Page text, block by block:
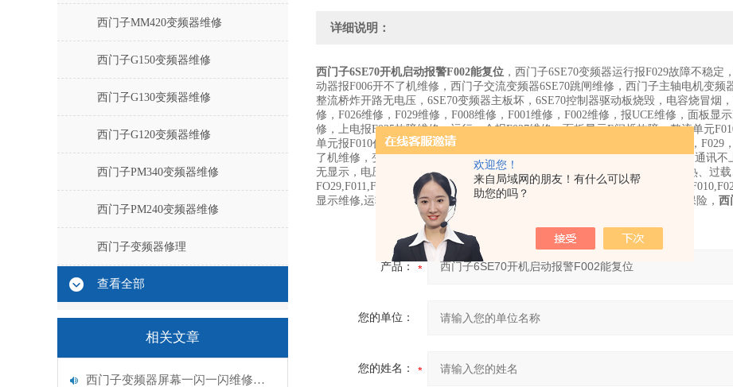
欢迎您！
来自局域网的朋友！有什么可以帮
助您的吗？
西门子MM420变频器维修
西门子G150变频器维修
西门子G130变频器维修
西门子G120变频器维修
西门子PM340变频器维修
西门子PM240变频器维修
西门子变频器修理
查看全部
相关文章
西门子变频器屏幕一闪一闪维修排查
详细说明：
西门子6SE70开机启动报警F002能复位 ，西门子6SE70变频器运行报F029故障不稳
动器报F006开不了机维修，西门子交流变频器6SE70跳闸维修，西门子主轴电机变
整流桥炸开路无电压，6SE70变频器主板坏，6SE70控制器驱动板烧毁，电容烧冒烟
修，F026维修，F029维修，F008维修，F001维修，F002维修，报UCE维修，面板显
修，上电报F025故障维修，运行一会报F027维修，面板显示E闪烁故障，整流单元
单元报F010代码故障，西门子6SE70报警F103,西门子整流回馈单元F007,F033，
了机维修，变频器无输出，无电压，变频器冒烟，变频器异响，变频器报警，通讯
无显示，电压输出不平衡，运行几分钟报过流.缺相、过流、过压、欠压、过热、过载
FO29,F011,F026,F001,F002,F006，F008，F012,F303,F103，F052，
显示维修,运转速度不连贯维修,高速不稳定维修,低速不稳定维修,启动合闸跳保险， 西
产品：
您的单位：
您的姓名：